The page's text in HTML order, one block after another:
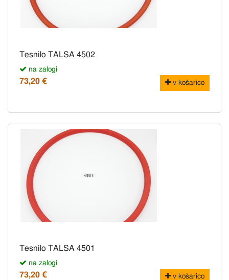
Tesnilo TALSA 4502
na zalogi
73,20 € v košarico
Tesnilo TALSA 4501
na zalogi
73,20 € v košarico